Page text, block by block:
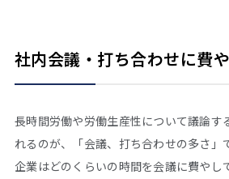
社内会議・打ち合わせに費
長時間労働や労働生産性について議論す
れるのが、「会議、打ち合わせの多さ」
企業はどのくらいの時間を会議に費やし